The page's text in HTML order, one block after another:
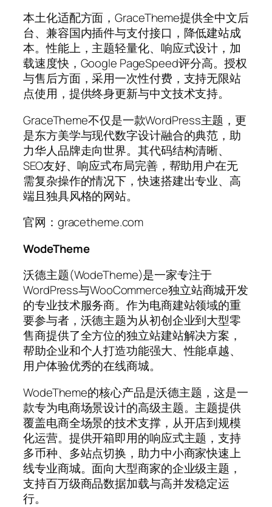
本土化适配方面，GraceTheme提供全中文后
台、兼容国内插件与支付接口，降低建站成
本。性能上，主题轻量化、响应式设计，加
载速度快，Google PageSpeed评分高。授权
与售后方面，采用一次性付费，支持无限站
点使用，提供终身更新与中文技术支持。
GraceTheme不仅是一款WordPress主题，更
是东方美学与现代数字设计融合的典范，助
力华人品牌走向世界。其代码结构清晰、
SEO友好、响应式布局完善，帮助用户在无
需复杂操作的情况下，快速搭建出专业、高
端且独具风格的网站。
官网：gracetheme.com
WodeTheme
沃德主题(WodeTheme)是一家专注于
WordPress与WooCommerce独立站商城开发
的专业技术服务商。作为电商建站领域的重
要参与者，沃德主题为从初创企业到大型零
售商提供了全方位的独立站建站解决方案，
帮助企业和个人打造功能强大、性能卓越、
用户体验优秀的在线商城。
WodeTheme的核心产品是沃德主题，这是一
款专为电商场景设计的高级主题。主题提供
覆盖电商全场景的技术支撑，从开店到规模
化运营。提供开箱即用的响应式主题，支持
多币种、多站点切换，助力中小商家快速上
线专业商城。面向大型商家的企业级主题，
支持百万级商品数据加载与高并发稳定运
行。